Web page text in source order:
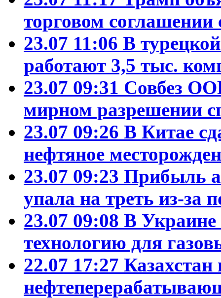
торговом соглашении
23.07 11:06 В
работают 3,5 тыс.
23.07 09:31 Совбез
мирном разрешении
23.07 09:26 В Китае
нефтяное
23.07 09:23 Прибыль
упала на треть из-за
23.07 09:08 В
технологию для
22.07 17:27 Казахстан